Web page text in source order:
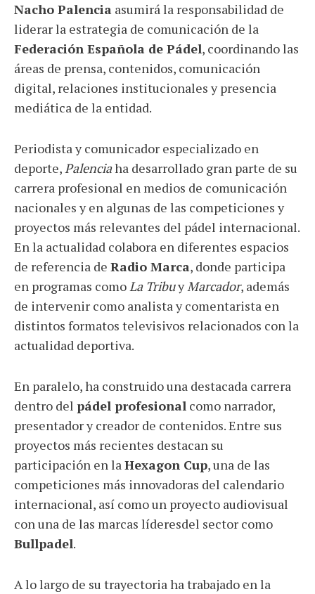
Nacho Palencia asumirá la responsabilidad de
liderar la estrategia de comunicación de la
Federación Española de Pádel, coordinando las
áreas de prensa, contenidos, comunicación
digital, relaciones institucionales y presencia
mediática de la entidad.
Periodista y comunicador especializado en
deporte,Palenciaha desarrollado gran parte de su
carrera profesional en medios de comunicación
nacionales y en algunas de las competiciones y
proyectos más relevantes del pádel internacional.
En la actualidad colabora en diferentes espacios
de referencia de Radio Marca, donde participa
en programas comoLa TribuyMarcador, además
de intervenir como analista y comentarista en
distintos formatos televisivos relacionados con la
actualidad deportiva.
En paralelo, ha construido una destacada carrera
dentro del pádel profesional como narrador,
presentador y creador de contenidos. Entre sus
proyectos más recientes destacan su
participación en laHexagon Cup, una de las
competiciones más innovadoras del calendario
internacional, así como un proyecto audiovisual
con una de las marcas líderesdel sector como
Bullpadel.
A lo largo de su trayectoria ha trabajado en la